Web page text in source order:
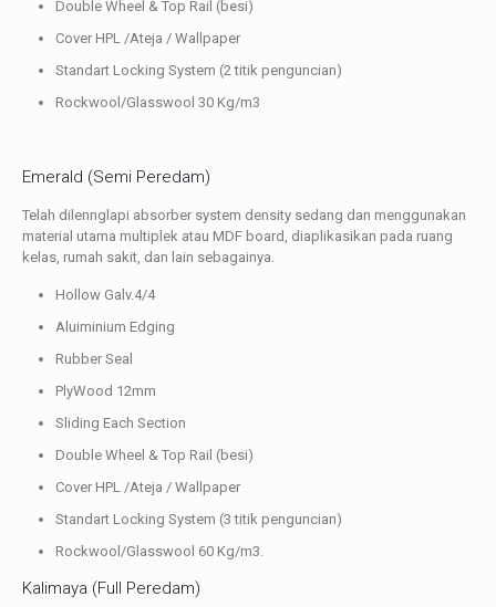
Double Wheel & Top Rail (besi)
Cover HPL /Ateja / Wallpaper
Standart Locking System (2 titik penguncian)
Rockwool/Glasswool 30 Kg/m3
Emerald (Semi Peredam)
Telah dilennglapi absorber system density sedang dan menggunakan
material utama multiplek atau MDF board, diaplikasikan pada ruang
kelas, rumah sakit, dan lain sebagainya.
Hollow Galv.4/4
Aluiminium Edging
Rubber Seal
PlyWood 12mm
Sliding Each Section
Double Wheel & Top Rail (besi)
Cover HPL /Ateja / Wallpaper
Standart Locking System (3 titik penguncian)
Rockwool/Glasswool 60 Kg/m3.
Kalimaya (Full Peredam)